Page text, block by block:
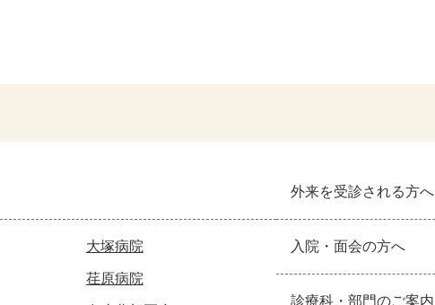
大塚病院
荏原病院
外来を受診される方へ
入院・面会の方へ
診療科・部門のご案内